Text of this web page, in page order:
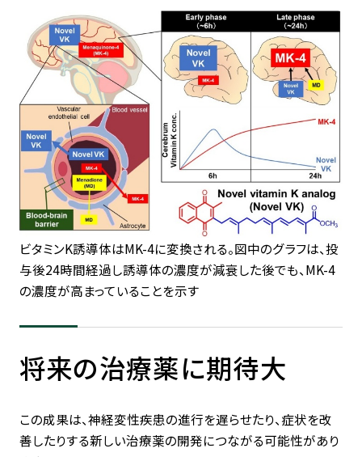
ビタミンK誘導体はMK-4に変換される。図中のグラフは、投
与後24時間経過し誘導体の濃度が減衰した後でも、MK-4
の濃度が高まっていることを示す
将来の治療薬に期待大
この成果は、神経変性疾患の進行を遅らせたり、症状を改
善したりする新しい治療薬の開発につながる可能性があり